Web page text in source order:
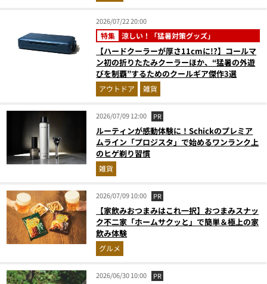
2026/07/22 20:00
特集 涼しい！「猛暑対策グッズ」
【ハードクーラーが厚さ11cmに!?】コールマ
ン初の折りたたみクーラーほか、“猛暑の外遊
びを制覇”するためのクールギア傑作3選
アウトドア 雑貨
2026/07/09 12:00 PR
ルーティンが感動体験に！Schickのプレミア
ムライン「プロジスタ」で始めるワンランク上
のヒゲ剃り習慣
雑貨
2026/07/09 10:00 PR
【家飲みおつまみはこれ一択】おつまみスナッ
ク不二家「ホームサクッと」で簡単＆極上の家
飲み体験
グルメ
2026/06/30 10:00 PR